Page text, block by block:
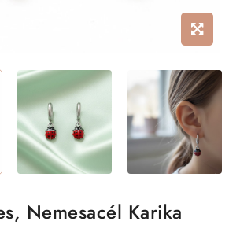
Nemesacél Karika